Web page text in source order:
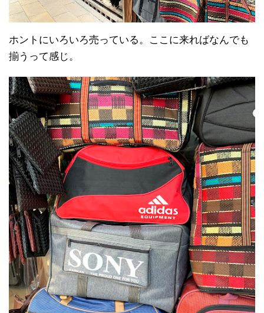
ホントにいろいろ売っている。ここに来ればなんでも
揃うって感じ。